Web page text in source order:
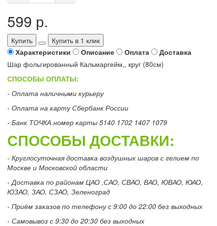
599 р.
Купить
Купить в 1 клик
Характеристики
Описание Оплата
Доставка
Шар фольгированный Кальмаргейм,, круг (80см)
СПОСОБЫ ОПЛАТЫ:
- Оплата наличными курьеру
- Оплата на карту Сбербанк России
- Банк ТОЧКА номер карты 5140 1702 1407 1079
СПОСОБЫ ДОСТАВКИ:
- Круглосуточная доставка воздушных шаров с гелием по
Москве и Московской области
- Доставка по районам ЦАО ,САО, СВАО, ВАО, ЮВАО, ЮАО,
ЮЗАО, ЗАО, СЗАО, Зеленоград
- Приём заказов по телефону с 9:00 до 22:00 без выходных
- Самовывоз с 9:30 до 20:30 без выходных